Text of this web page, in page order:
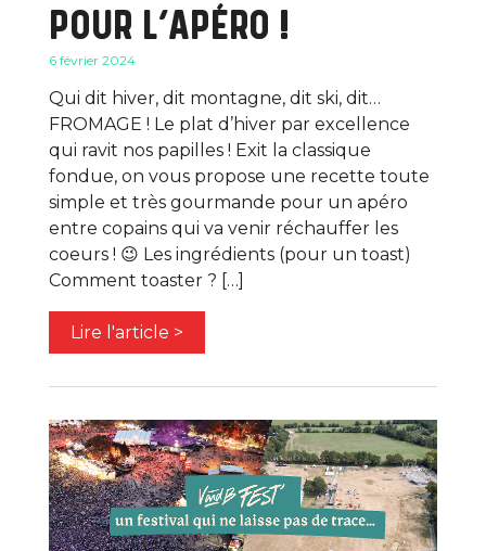
POUR L’APÉRO !
6 février 2024
Qui dit hiver, dit montagne, dit ski, dit…
FROMAGE ! Le plat d’hiver par excellence
qui ravit nos papilles ! Exit la classique
fondue, on vous propose une recette toute
simple et très gourmande pour un apéro
entre copains qui va venir réchauffer les
coeurs ! 😉 Les ingrédients (pour un toast)
Comment toaster ? […]
Lire l'article >